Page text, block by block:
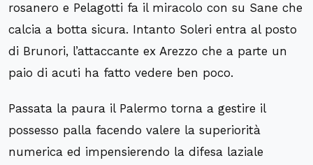
rosanero e Pelagotti fa il miracolo con su Sane che
calcia a botta sicura. Intanto Soleri entra al posto
di Brunori, l’attaccante ex Arezzo che a parte un
paio di acuti ha fatto vedere ben poco.
Passata la paura il Palermo torna a gestire il
possesso palla facendo valere la superiorità
numerica ed impensierendo la difesa laziale